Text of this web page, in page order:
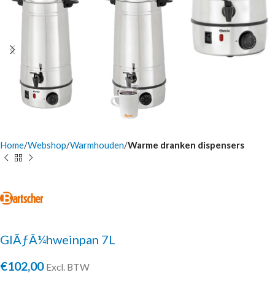
Home Webshop Warmhouden Warme dranken dispensers
GlÃƒÂ¼hweinpan 7L
€102,00 Excl. BTW